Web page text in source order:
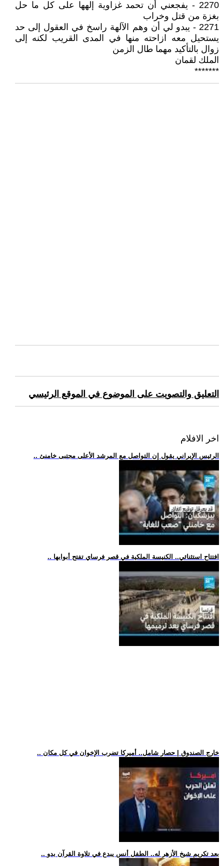
2270 - يفجعني أن تحمد غزاوية إلهها على كل ما حل
بغزة من قتل وخراب
2271 - يبدو لي أن وهم الآلهة راسخ في العقول إلى حد
يستحيل معه ازاحته منها في المدى القريب لكنه إلى
زوال بالتأكيد مهما طال الزمن
الملك لقمان
*******
التعليق والتصويت على الموضوع في الموقع الرئيسي
اخر الافلام
.. الرئيس الإيراني يقول إن التواصل مع المرشد الأعلى مجتبى خامنئ
.. افتتاح استثنائي.. الكنيسة الملكية في قصر فرساي تفتح أبوابها
.. خارج الصندوق | حصار شامل.. أميركا تضرب الإخوان في كل مكان
.. بعد تكريم شيخ الأزهر له.. الطفل أنس يبدع في تلاوة القرآن بدو